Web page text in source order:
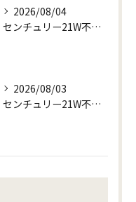
2026/08/04
センチュリー21W不動産販売と不動産売却の査定失敗例
2026/08/03
センチュリー21W不動産販売の適切なご提案と不動産売却